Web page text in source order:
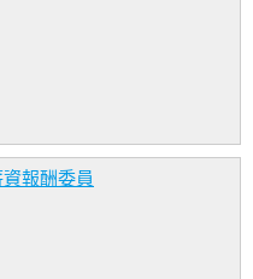
報酬委員